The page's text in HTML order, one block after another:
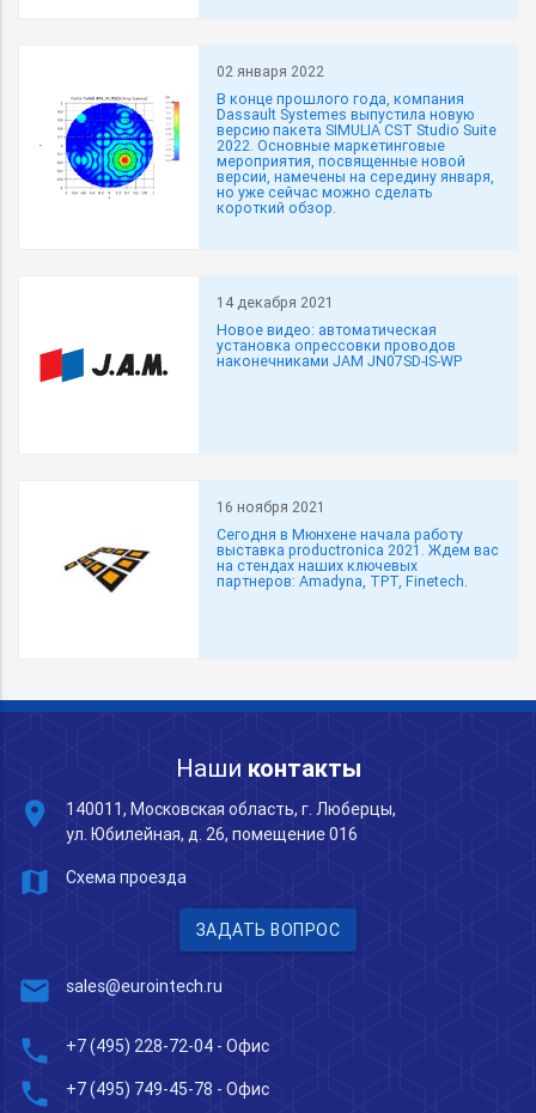
02 января 2022
В конце прошлого года, компания
Dassault Systemes выпустила новую
версию пакета SIMULIA CST Studio Suite
2022. Основные маркетинговые
мероприятия, посвященные новой
версии, намечены на середину января,
но уже сейчас можно сделать
короткий обзор.
14 декабря 2021
Новое видео: автоматическая
установка опрессовки проводов
наконечниками JAM JN07SD-IS-WP
16 ноября 2021
Сегодня в Мюнхене начала работу
выставка productronica 2021. Ждем вас
на стендах наших ключевых
партнеров: Amadyna, TPT, Finetech.
Наши контакты
place
140011, Московская область, г. Люберцы,
ул. Юбилейная, д. 26, помещение 016
map Схема проезда
ЗАДАТЬ ВОПРОС
mail sales@eurointech.ru
phone +7 (495) 228-72-04 - Офис
phone +7 (495) 749-45-78 - Офис